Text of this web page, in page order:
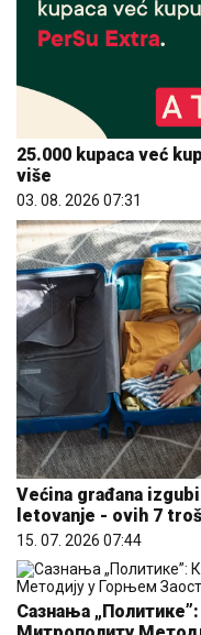
25.000 kupaca već
više
03. 08. 2026 07:31
Većina građana
letovanje - ovih 7
15. 07. 2026 07:44
Сазнања